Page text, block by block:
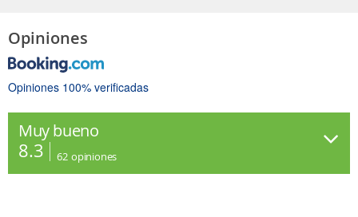
Opiniones
Opiniones 100% verificadas
Muy bueno
8.3 62 opiniones